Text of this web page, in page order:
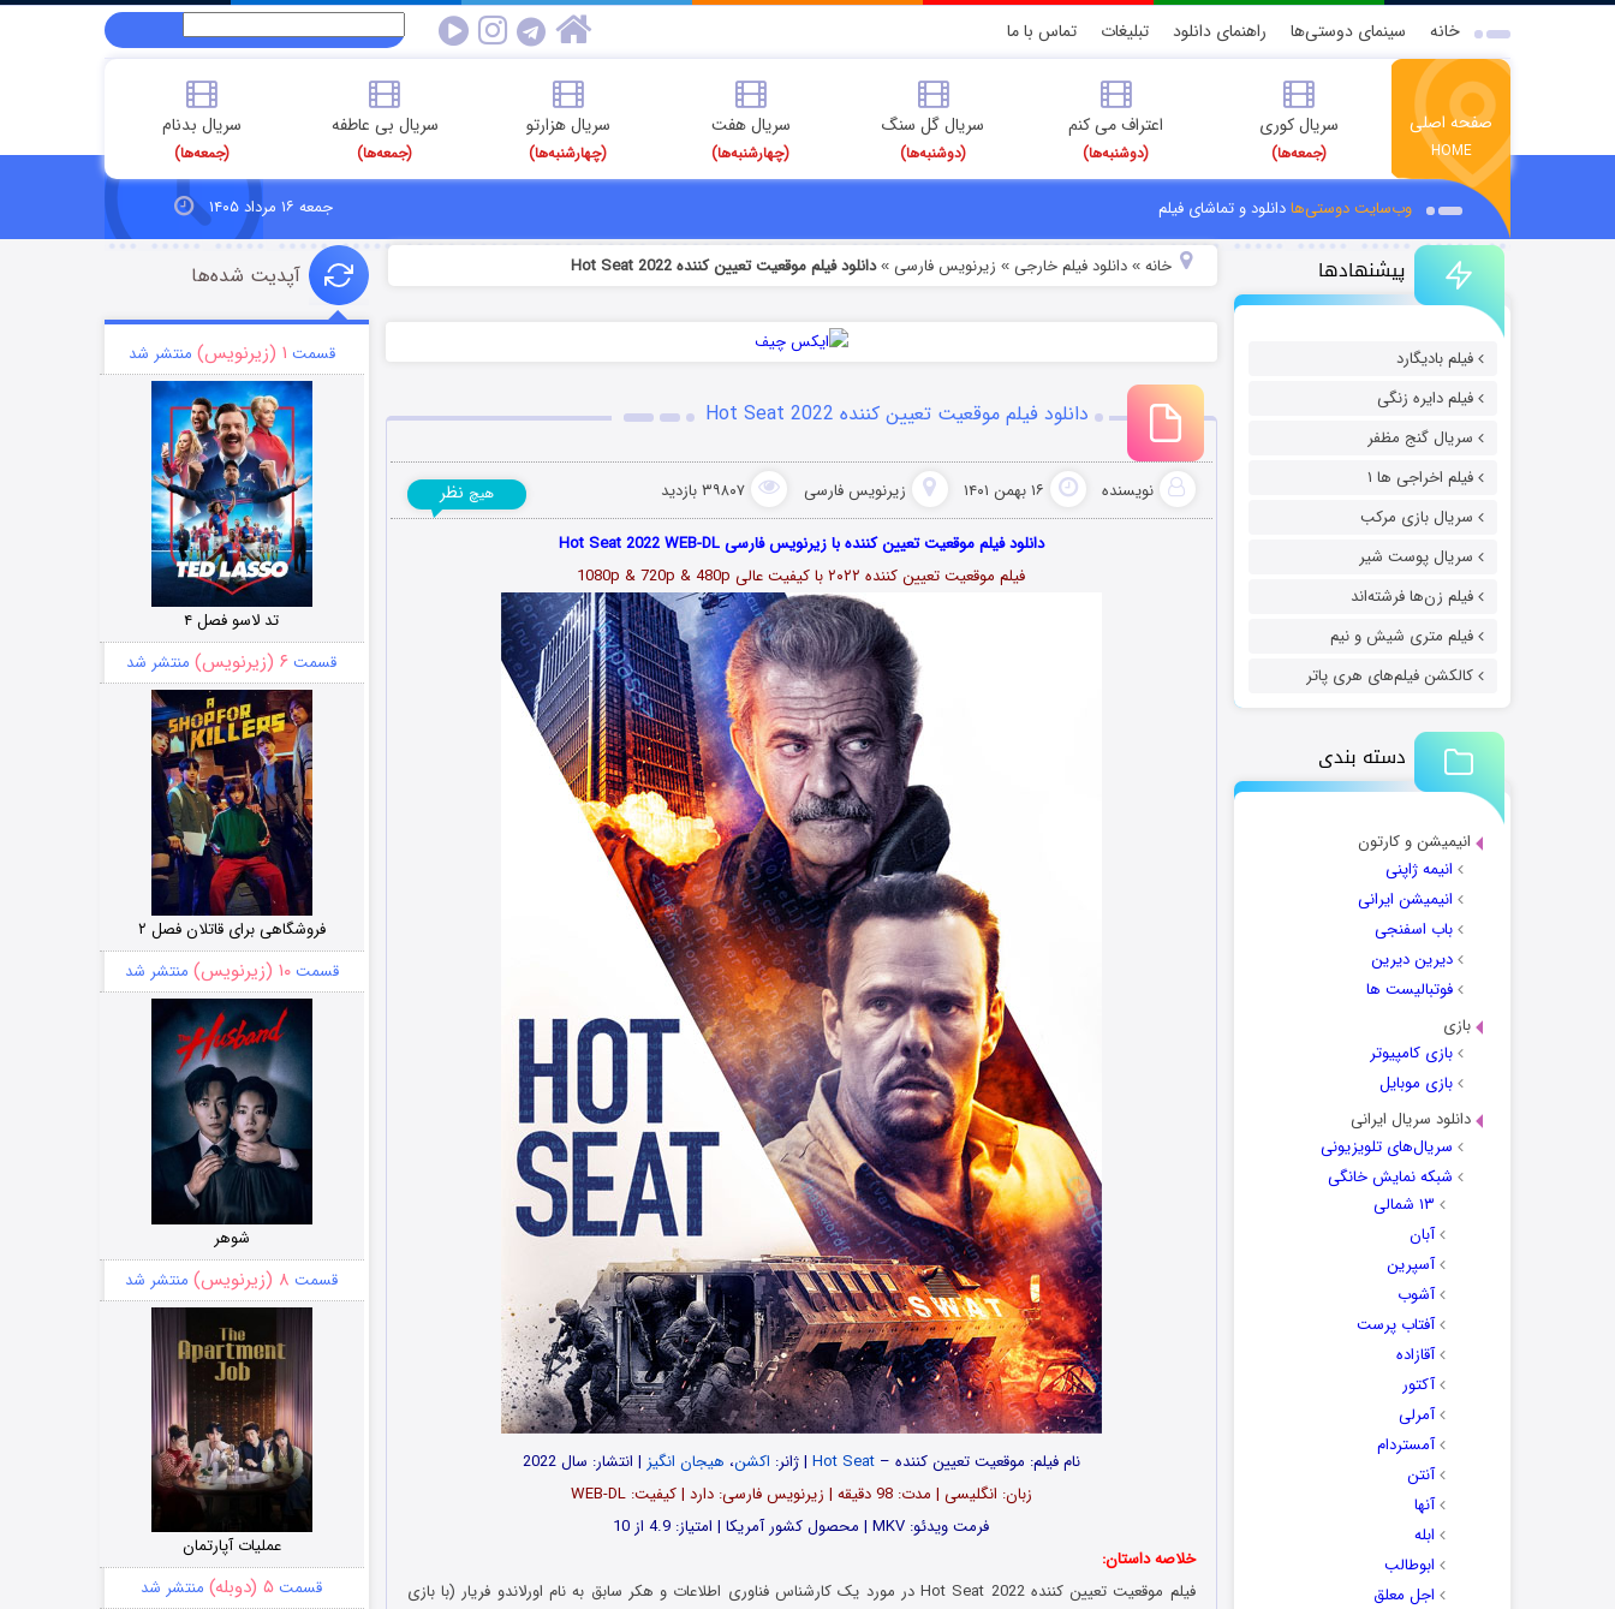
خانه سینمای دوستی‌ها راهنمای دانلود تبلیغات تماس با ما
صفحه اصلی
HOME
سریال کوری
(جمعه‌ها)
اعتراف می کنم
(دوشنبه‌ها)
سریال گل سنگ
(دوشنبه‌ها)
سریال هفت
(چهارشنبه‌ها)
سریال هزارتو
(چهارشنبه‌ها)
سریال بی عاطفه
(جمعه‌ها)
سریال بدنام
(جمعه‌ها)
وب‌سایت دوستی‌هادانلود و تماشای فیلم جمعه ۱۶ مرداد ۱۴۰۵
پیشنهادها
فیلم بادیگارد
فیلم دایره زنگی
سریال گنج مظفر
فیلم اخراجی ها ۱
سریال بازی مرکب
سریال پوست شیر
فیلم زن‌ها فرشته‌اند
فیلم متری شیش و نیم
کالکشن فیلم‌های هری پاتر
دسته بندی
انیمیشن و کارتون
انیمه ژاپنی
انیمیشن ایرانی
باب اسفنجی
دیرین دیرین
فوتبالیست ها
بازی
بازی کامپیوتر
بازی موبایل
دانلود سریال ایرانی
سریال‌های تلویزیونی
شبکه نمایش خانگی
۱۳ شمالی
آبان
آسپرین
آشوب
آفتاب پرست
آقازاده
آکتور
آمرلی
آمستردام
آنتن
آنها
ابله
ابوطالب
اجل معلق
خانه» دانلود فیلم خارجی » زیرنویس فارسی »دانلود فیلم موقعیت تعیین کننده Hot Seat 2022
دانلود فیلم موقعیت تعیین کننده Hot Seat 2022
نویسنده ۱۶ بهمن ۱۴۰۱ زیرنویس فارسی ۳۹۸۰۷ بازدید هیچ نظر
دانلود فیلم موقعیت تعیین کننده با زیرنویس فارسی Hot Seat 2022 WEB-DL
فیلم موقعیت تعیین کننده ۲۰۲۲ با کیفیت عالی 1080p & 720p & 480p
نام فیلم: موقعیت تعیین کننده –Hot Seat | ژانر: اکشن، هیجان انگیز | انتشار: سال 2022
زبان: انگلیسی | مدت‌: 98 دقیقه | زیرنویس فارسی: دارد | کیفیت: WEB-DL
فرمت ویدئو: MKV | محصول کشور آمریکا | امتیاز: 4.9 از 10
خلاصه داستان:
فیلم موقعیت تعیین کننده Hot Seat 2022 در مورد یک کارشناس فناوری اطلاعات و هکر سابق به نام اورلاندو فریار (با بازی
آپدیت شده‌ها
قسمت ۱ (زیرنویس) منتشر شد
تد لاسو فصل ۴
قسمت ۶ (زیرنویس) منتشر شد
فروشگاهی برای قاتلان فصل ۲
قسمت۱۰ (زیرنویس) منتشر شد
شوهر
قسمت ۸ (زیرنویس) منتشر شد
عملیات آپارتمان
قسمت ۵ (دوبله) منتشر شد